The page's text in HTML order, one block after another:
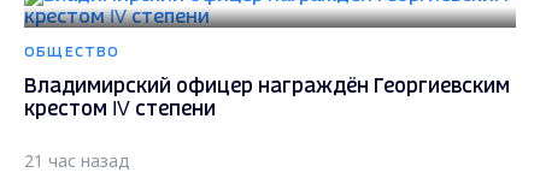
ОБЩЕСТВО
Владимирский офицер награждён Георгиевским
крестом IV степени
21 час назад